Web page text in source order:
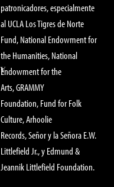
patronicadores, especialmente
al UCLA Los Tigres de Norte
Fund, National Endowment for
the Humanities, National
Endowment for the
Arts, GRAMMY
Foundation, Fund for Folk
Culture, Arhoolie
Records, Señor y la Señora E.W.
Littlefield Jr., y Edmund &
Jeannik Littlefield Foundation.